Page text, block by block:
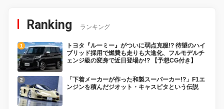
Ranking ランキング
トヨタ『ルーミー』がついに弱点克服!? 待望のハイ
ブリッド採用で燃費も走りも大進化、フルモデルチ
ェンジ級の変身で近日登場か!? 【予想CG付き】
「下着メーカーが作った和製スーパーカー!?」F1エ
ンジンを積んだジオット・キャスピタという伝説